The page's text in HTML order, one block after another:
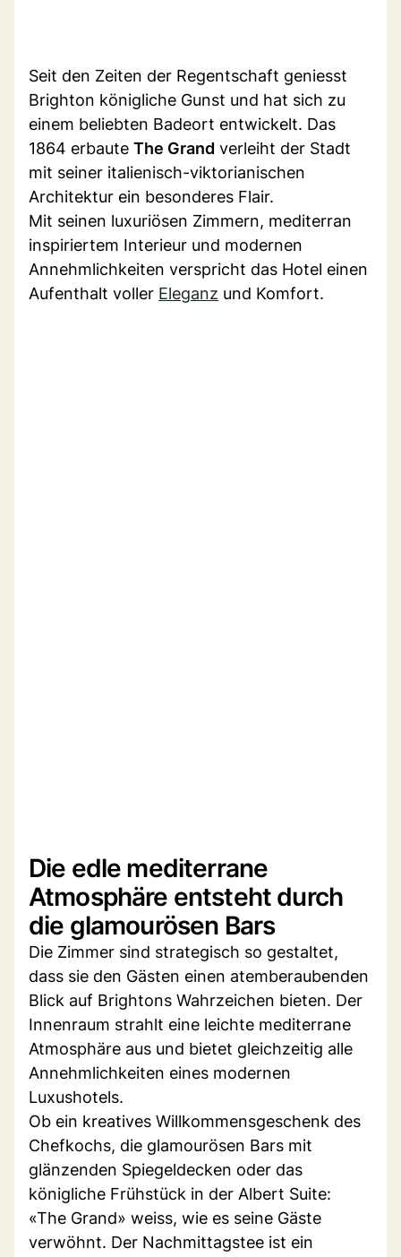
Seit den Zeiten der Regentschaft geniesst
Brighton königliche Gunst und hat sich zu
einem beliebten Badeort entwickelt. Das
1864 erbaute The Grand verleiht der Stadt
mit seiner italienisch-viktorianischen
Architektur ein besonderes Flair.
Mit seinen luxuriösen Zimmern, mediterran
inspiriertem Interieur und modernen
Annehmlichkeiten verspricht das Hotel einen
Aufenthalt voller Eleganz und Komfort.
Die edle mediterrane
Atmosphäre entsteht durch
die glamourösen Bars
Die Zimmer sind strategisch so gestaltet,
dass sie den Gästen einen atemberaubenden
Blick auf Brightons Wahrzeichen bieten. Der
Innenraum strahlt eine leichte mediterrane
Atmosphäre aus und bietet gleichzeitig alle
Annehmlichkeiten eines modernen
Luxushotels.
Ob ein kreatives Willkommensgeschenk des
Chefkochs, die glamourösen Bars mit
glänzenden Spiegeldecken oder das
königliche Frühstück in der Albert Suite:
«The Grand» weiss, wie es seine Gäste
verwöhnt. Der Nachmittagstee ist ein